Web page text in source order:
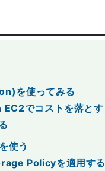
を使ってみる
でコストを落とす
使う
Policyを適用する